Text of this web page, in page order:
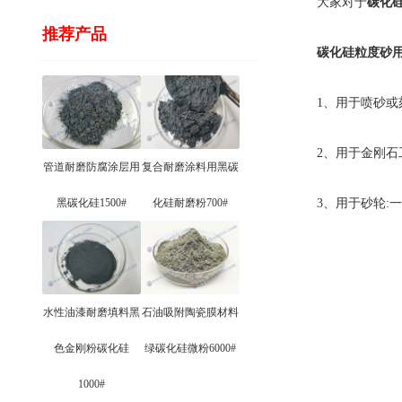
推荐产品
管道耐磨防腐涂层用
黑碳化硅1500#
复合耐磨涂料用黑碳
化硅耐磨粉700#
水性油漆耐磨填料黑
色金刚粉碳化硅
1000#
石油吸附陶瓷膜材料
绿碳化硅微粉6000#
碳化硅粒度砂
1、用于喷砂或
2、用于金刚石
3、用于砂轮:一